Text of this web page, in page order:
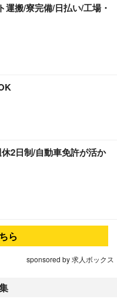
運搬/寮完備/日払い/工場・
2日制/自動車免許が活か
ら
sponsored by 求人ボックス